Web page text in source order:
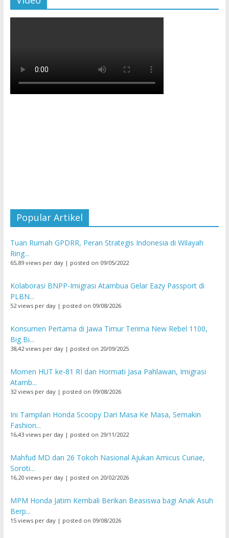
Popular Artikel
Tuan Rumah GPDRR, Peran Strategis Indonesia di Wilayah
Ring...
65,89 views per day| posted on 09/05/2022
Kolaborasi BNPP-Imigrasi Atambua Gelar Eazy Passport di
PLBN...
52 views per day| posted on 09/08/2026
Konsumen Pertama di Jawa Timur Terima New Rebel 1100,
Big Bi...
38,42 views per day| posted on 20/09/2025
Momen HUT ke-81 RI dan Hormati Jasa Pahlawan, Imigrasi
Atamb...
32 views per day| posted on 09/08/2026
Ini Tampilan Honda Scoopy Dari Masa Ke Masa, Semakin
Fashion...
16,43 views per day| posted on 29/11/2022
Mahfud MD dan 26 Tokoh Nasional Ajukan Amicus Curiae,
Soroti...
16,20 views per day| posted on 20/02/2026
MPM Honda Jatim Kembali Berikan Beasiswa bagi Anak Asuh
Berp...
15 views per day| posted on 09/08/2026